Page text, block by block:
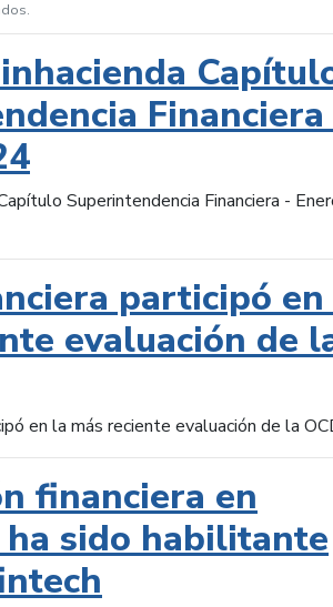
Superintendencia Financiera -
participó
evaluación de
en la más reciente evaluación de la
financiera en
ha sido habilitante